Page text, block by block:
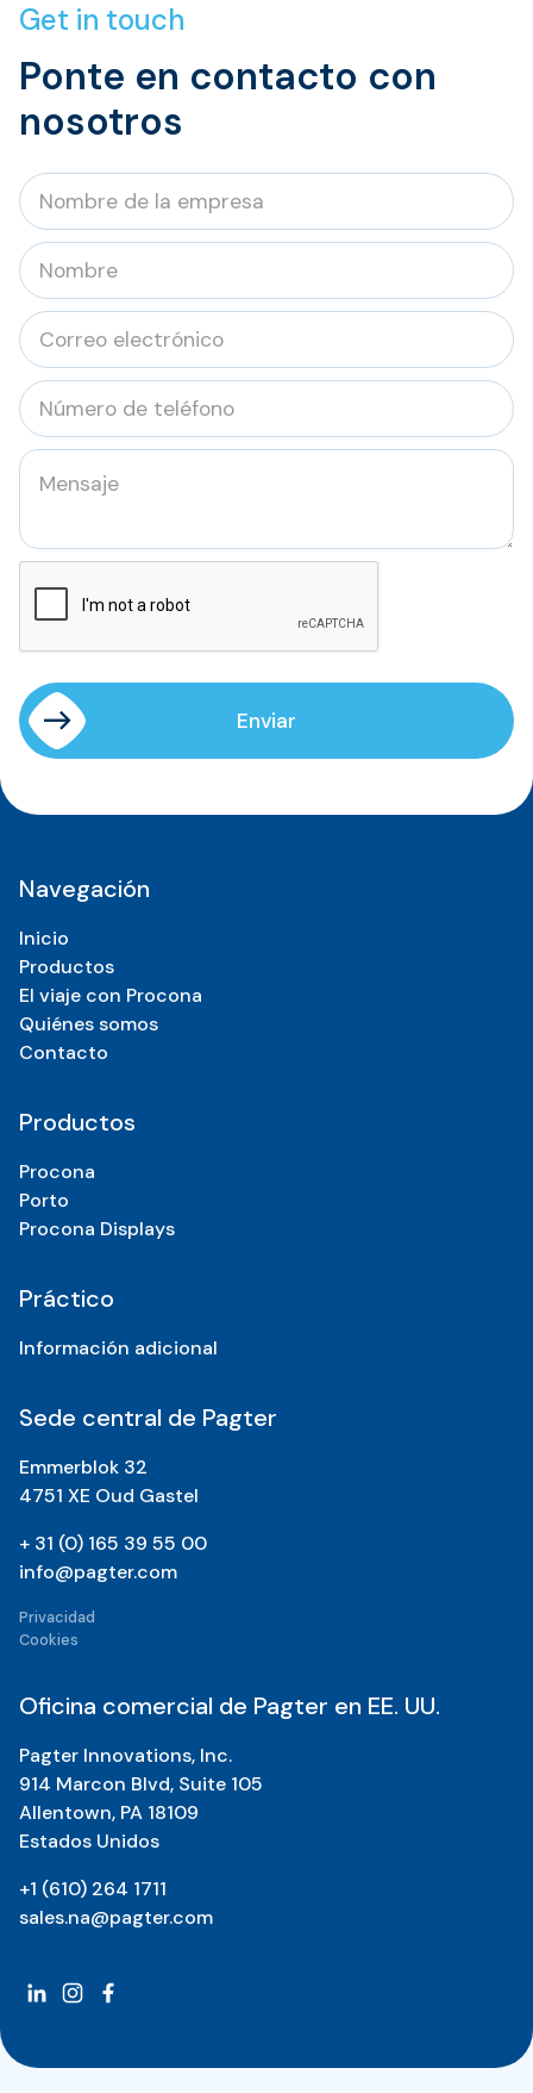
Get in touch
Ponte en contacto con
nosotros
Enviar
Navegación
Inicio
Productos
El viaje con Procona
Quiénes somos
Contacto
Productos
Procona
Porto
Procona Displays
Práctico
Información adicional
Sede central de Pagter
Emmerblok 32
4751 XE Oud Gastel
+ 31 (0) 165 39 55 00
info@pagter.com
Privacidad
Cookies
Oficina comercial de Pagter en EE. UU.
Pagter Innovations, Inc.
914 Marcon Blvd, Suite 105
Allentown, PA 18109
Estados Unidos
+1 (610) 264 1711
sales.na@pagter.com